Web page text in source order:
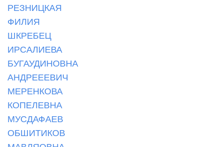
РЕЗНИЦКАЯ
ФИЛИЯ
ШКРЕБЕЦ
ИРСАЛИЕВА
БУГАУДИНОВНА
АНДРЕЕЕВИЧ
МЕРЕНКОВА
КОПЕЛЕВНА
МУСДАФАЕВ
ОБШИТИКОВ